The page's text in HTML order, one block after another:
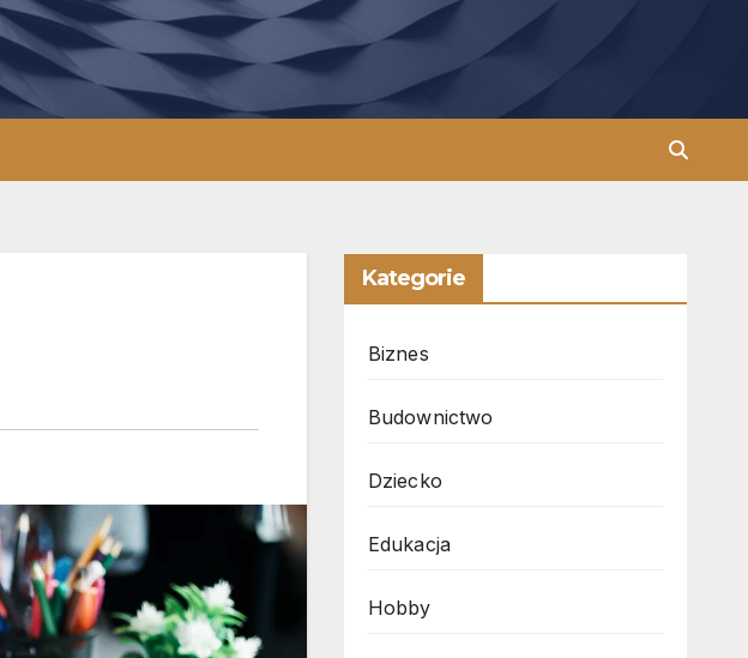
Kategorie
Biznes
Budownictwo
Dziecko
Edukacja
Hobby